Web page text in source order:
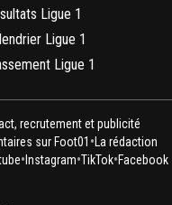
Ligue 1
Ligue 1
Ligue 1
recrutement et publicité
sur Foot01 • La rédaction
• Instagram•TikTok•Facebook